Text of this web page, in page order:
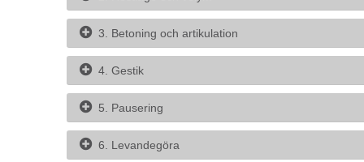
3. Betoning och artikulation
4. Gestik
5. Pausering
6. Levandegöra